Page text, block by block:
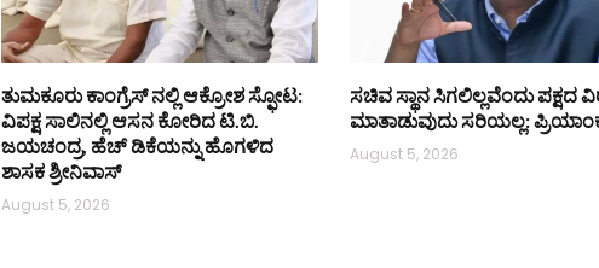
ತುಮಕೂರು ಕಾಂಗ್ರೆಸ್ ನಲ್ಲಿ ಆಕ್ರೋಶ ಸ್ಫೋಟ:
ವಿಪಕ್ಷ ಸಾಲಿನಲ್ಲಿ ಆಸನ ಕೋರಿದ ಟಿ.ಬಿ.
ಜಯಚಂದ್ರ, ಹೆಚ್ ಡಿಕೆಯನ್ನು ಹೊಗಳಿದ
ಶಾಸಕ ಶ್ರೀನಿವಾಸ್
August 5, 2026
ಸಚಿವ ಸ್ಥಾನ ಸಿಗಲಿಲ್ಲವೆಂದು ಪಕ್ಷದ
ಮಾತಾಡುವುದು ಸರಿಯಲ್ಲ:
August 5, 2026